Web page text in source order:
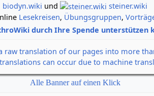
biodyn.wiki und
steiner.wiki
Lesekreisen, Übungsgruppen,
durch Ihre Spende unterstützen
raw translation of our pages into more
can occur due to machine
Alle Banner auf einen Klick